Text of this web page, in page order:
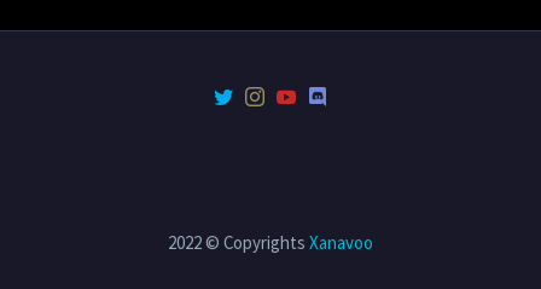
2022 © Copyrights Xanavoo